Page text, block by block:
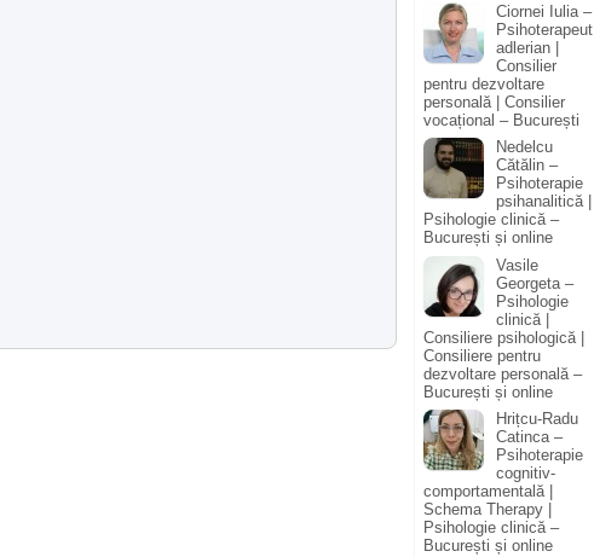
Ciornei Iulia –
Psihoterapeut
adlerian |
Consilier
pentru dezvoltare
personală | Consilier
vocațional – București
Nedelcu
Cătălin –
Psihoterapie
psihanalitică |
Psihologie clinică –
București și online
Vasile
Georgeta –
Psihologie
clinică |
Consiliere psihologică |
Consiliere pentru
dezvoltare personală –
București și online
Hrițcu-Radu
Catinca –
Psihoterapie
cognitiv-
comportamentală |
Schema Therapy |
Psihologie clinică –
București și online